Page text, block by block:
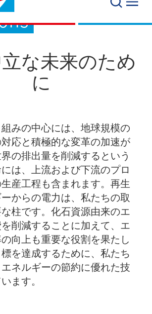
な未来のため
に
みの中心には、地球規模の
応と積極的な変革の加速が
の排出量を削減するという
は、上流および下流のプロ
産工程も含まれます。再生
からの電力は、私たちの取
柱です。化石資源由来のエ
削減することに加えて、エ
向上も重要な役割を果たし
を達成するために、私たち
ネルギーの節約に優れた技
ます。